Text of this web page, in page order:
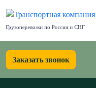
Грузоперевозки по России и СНГ
Заказать звонок